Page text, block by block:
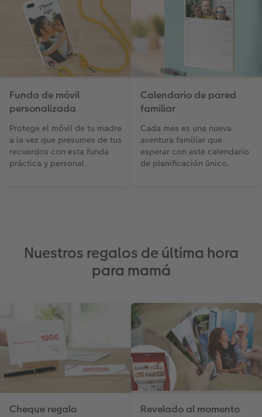
Funda de móvil
personalizada
Protege el móvil de tu madre
a la vez que presumes de tus
recuerdos con esta funda
práctica y personal.
Calendario de pared
familiar
Cada mes es una nueva
aventura familiar que
esperar con este calendario
de planificación único.
Nuestros regalos de última hora
para mamá
Cheque regalo Revelado al momento